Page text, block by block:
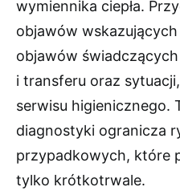
wymiennika ciepła.
objawów
objawów
i transferu oraz
serwisu higienicznego.
diagnostyki ogranicza
przypadkowych, które
tylko krótkotrwale.